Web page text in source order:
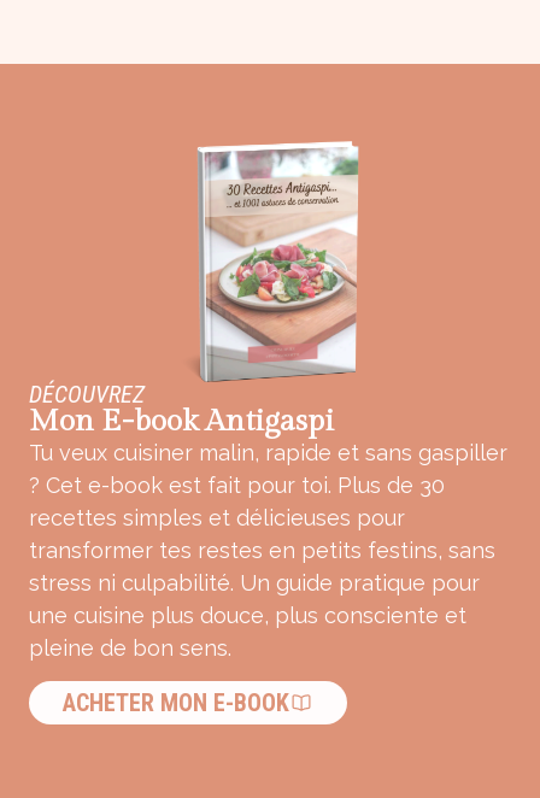
DÉCOUVREZ
Mon E-book Antigaspi
Tu veux cuisiner malin, rapide et sans gaspiller
? Cet e-book est fait pour toi. Plus de 30
recettes simples et délicieuses pour
transformer tes restes en petits festins, sans
stress ni culpabilité. Un guide pratique pour
une cuisine plus douce, plus consciente et
pleine de bon sens.
ACHETER MON E-BOOK